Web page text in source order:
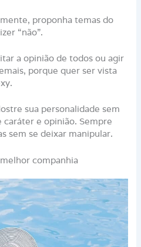
proponha temas do
“não”.
a opinião de todos ou agir
porque quer ser vista
sua personalidade sem
e opinião. Sempre
sem se deixar manipular.
companhia